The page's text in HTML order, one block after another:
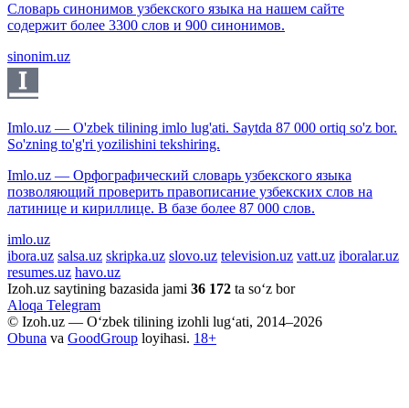
Словарь синонимов узбекского языка на нашем сайте
содержит более 3300 слов и 900 синонимов.
sinonim.uz
Imlo.uz — O'zbek tilining imlo lug'ati. Saytda 87 000 ortiq so'z bor.
So'zning to'g'ri yozilishini tekshiring.
Imlo.uz — Орфографический словарь узбекского языка
позволяющий проверить правописание узбекских слов на
латинице и кириллице. В базе более 87 000 слов.
imlo.uz
ibora.uz salsa.uz skripka.uz slovo.uz television.uz vatt.uz iboralar.uz
resumes.uz havo.uz
Izoh.uz saytining bazasida jami 36 172 ta so‘z bor
Aloqa Telegram
© Izoh.uz — O‘zbek tilining izohli lug‘ati, 2014–2026
Obuna va GoodGroup loyihasi. 18+